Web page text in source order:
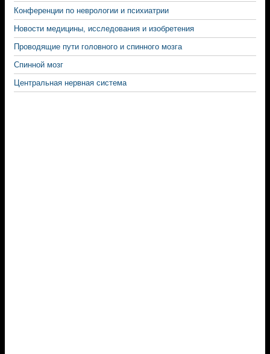
Конференции по неврологии и психиатрии
Новости медицины, исследования и изобретения
Проводящие пути головного и спинного мозга
Спинной мозг
Центральная нервная система